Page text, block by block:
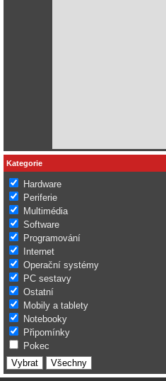
Kategorie
Hardware
Periferie
Multimédia
Software
Programování
Internet
Operační systémy
PC sestavy
Ostatní
Mobily a tablety
Notebooky
Připomínky
Pokec